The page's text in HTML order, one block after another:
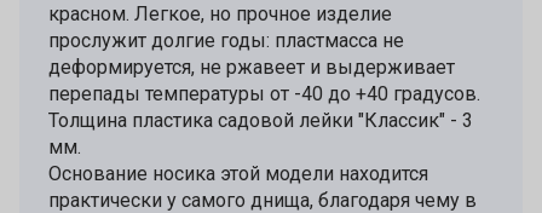
красном. Легкое, но прочное изделие
прослужит долгие годы: пластмасса не
деформируется, не ржавеет и выдерживает
перепады температуры от -40 до +40 градусов.
Толщина пластика садовой лейки "Классик" - 3
мм.
Основание носика этой модели находится
практически у самого днища, благодаря чему в